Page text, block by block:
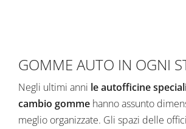
GOMME AUTO IN OGNI
Negli ultimi anni le autofficine
cambio gomme hanno assunto
meglio organizzate. Gli spazi delle